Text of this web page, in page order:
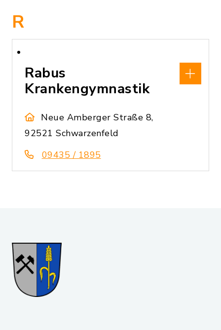
R
Rabus
Krankengymnastik
Neue Amberger Straße 8,
92521 Schwarzenfeld
09435 / 1895